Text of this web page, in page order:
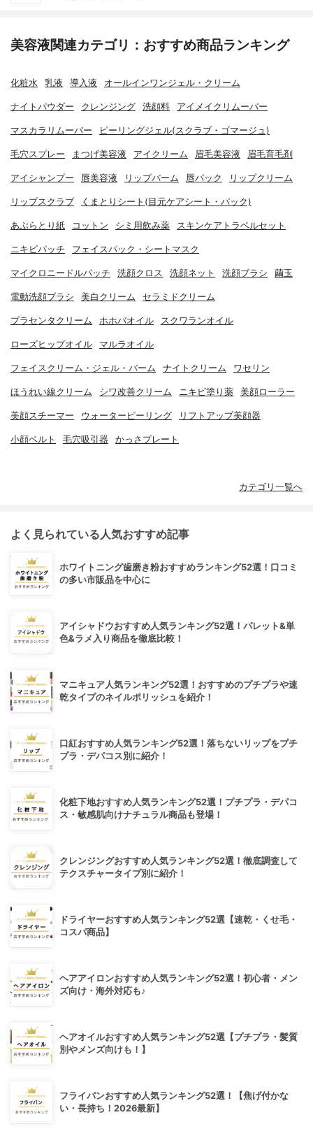
美容液関連カテゴリ：おすすめ商品ランキング
化粧水 乳液 導入液 オールインワンジェル・クリーム
ナイトパウダー クレンジング 洗顔料 アイメイクリムーバー
マスカラリムーバー ピーリングジェル(スクラブ・ゴマージュ)
毛穴スプレー まつげ美容液 アイクリーム 眉毛美容液 眉毛育毛剤
アイシャンプー 唇美容液 リップバーム 唇パック リップクリーム
リップスクラブ くまとりシート(目元ケアシート・パック)
あぶらとり紙 コットン シミ用飲み薬 スキンケアトラベルセット
ニキビパッチ フェイスパック・シートマスク
マイクロニードルパッチ 洗顔クロス 洗顔ネット 洗顔ブラシ 繭玉
電動洗顔ブラシ 美白クリーム セラミドクリーム
プラセンタクリーム ホホバオイル スクワランオイル
ローズヒップオイル マルラオイル
フェイスクリーム・ジェル・バーム ナイトクリーム ワセリン
ほうれい線クリーム シワ改善クリーム ニキビ塗り薬 美顔ローラー
美顔スチーマー ウォーターピーリング リフトアップ美顔器
小顔ベルト 毛穴吸引器 かっさプレート
カテゴリ一覧へ
よく見られている人気おすすめ記事
ホワイトニング歯磨き粉おすすめランキング52選！口コミ
の多い市販品を中心に
アイシャドウおすすめ人気ランキング52選！パレット&単
色&ラメ入り商品を徹底比較！
マニキュア人気ランキング52選！おすすめのプチプラや速
乾タイプのネイルポリッシュを紹介！
口紅おすすめ人気ランキング52選！落ちないリップをプチ
プラ・デパコス別に紹介！
化粧下地おすすめ人気ランキング52選！プチプラ・デパコ
ス・敏感肌向けナチュラル商品も登場！
クレンジングおすすめ人気ランキング52選！徹底調査して
テクスチャータイプ別に紹介！
ドライヤーおすすめ人気ランキング52選【速乾・くせ毛・
コスパ商品】
ヘアアイロンおすすめ人気ランキング52選！初心者・メン
ズ向け・海外対応も♪
ヘアオイルおすすめ人気ランキング52選【プチプラ・髪質
別やメンズ向けも！】
フライパンおすすめ人気ランキング52選！【焦げ付かな
い・長持ち！2026最新】